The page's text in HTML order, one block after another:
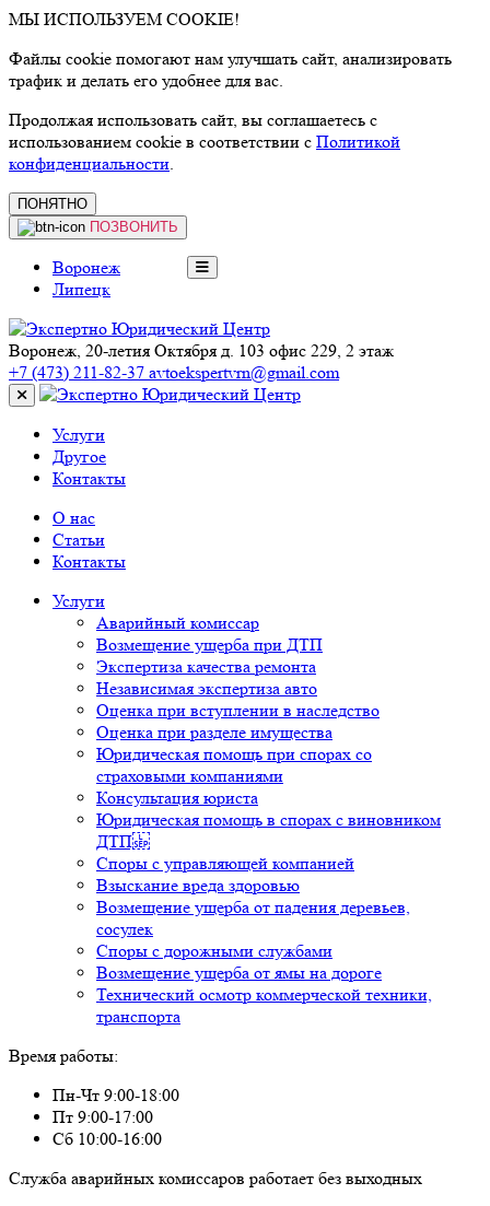
МЫ ИСПОЛЬЗУЕМ COOKIE!
Файлы cookie помогают нам улучшать сайт, анализировать
трафик и делать его удобнее для вас.
Продолжая использовать сайт, вы соглашаетесь с
использованием cookie в соответствии с Политикой
конфиденциальности.
ПОНЯТНО
ПОЗВОНИТЬ
Воронеж
Липецк
Воронеж, 20-летия Октября д. 103 офис 229, 2 этаж
+7 (473) 211-82-37 avtoekspertvrn@gmail.com
Услуги
Другое
Контакты
О нас
Статьи
Контакты
Услуги
Аварийный комиссар
Возмещение ущерба при ДТП
Экспертиза качества ремонта
Независимая экспертиза авто
Оценка при вступлении в наследство
Оценка при разделе имущества
Юридическая помощь при спорах со
страховыми компаниями
Консультация юриста
Юридическая помощь в спорах с виновником
ДТП
Споры с управляющей компанией
Взыскание вреда здоровью
Возмещение ущерба от падения деревьев,
сосулек
Споры с дорожными службами
Возмещение ущерба от ямы на дороге
Технический осмотр коммерческой техники,
транспорта
Время работы:
Пн-Чт 9:00-18:00
Пт 9:00-17:00
Сб 10:00-16:00
Служба аварийных комиссаров работает без выходных